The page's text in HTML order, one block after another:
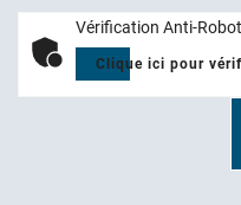
Vérification Anti-Robot
Clique ici pour